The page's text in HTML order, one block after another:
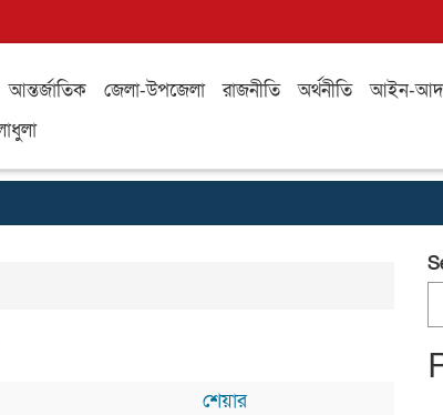
আন্তর্জাতিক জেলা-উপজেলা রাজনীতি অর্থনীতি আইন-
শেয়ার